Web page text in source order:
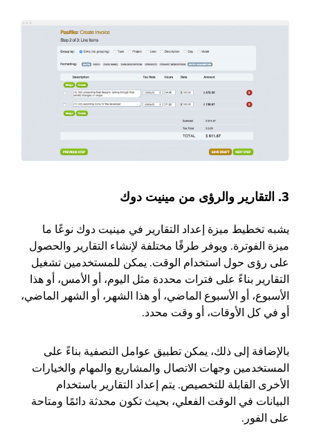
3. التقارير والرؤى من مينيت دوك
يشبه تخطيط ميزة إعداد التقارير في مينيت دوك نوعًا ما
ميزة الفوترة. ويوفر طرقًا مختلفة لإنشاء التقارير والحصول
على رؤى حول استخدام الوقت. يمكن للمستخدمين تشغيل
التقارير بناءً على فترات محددة مثل اليوم، أو الأمس، أو هذا
الأسبوع، أو الأسبوع الماضي، أو هذا الشهر، أو الشهر الماضي،
أو في كل الأوقات، أو وقت محدد.
بالإضافة إلى ذلك، يمكن تطبيق عوامل التصفية بناءً على
المستخدمين وجهات الاتصال والمشاريع والمهام والخيارات
الأخرى القابلة للتخصيص. يتم إعداد التقارير باستخدام
البيانات في الوقت الفعلي، بحيث تكون محدثة دائمًا ومتاحة
على الفور.